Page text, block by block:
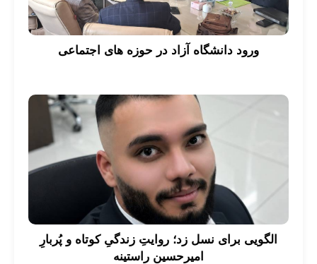
ورود دانشگاه آزاد در حوزه های اجتماعی
الگویی برای نسل زد؛ روایتِ زندگیِ کوتاه و پُربارِ
امیرحسین راستینه